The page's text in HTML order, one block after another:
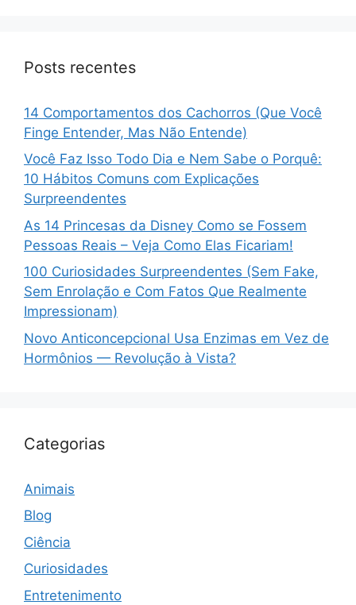
Posts recentes
14 Comportamentos dos Cachorros (Que Você
Finge Entender, Mas Não Entende)
Você Faz Isso Todo Dia e Nem Sabe o Porquê:
10 Hábitos Comuns com Explicações
Surpreendentes
As 14 Princesas da Disney Como se Fossem
Pessoas Reais – Veja Como Elas Ficariam!
100 Curiosidades Surpreendentes (Sem Fake,
Sem Enrolação e Com Fatos Que Realmente
Impressionam)
Novo Anticoncepcional Usa Enzimas em Vez de
Hormônios — Revolução à Vista?
Categorias
Animais
Blog
Ciência
Curiosidades
Entretenimento